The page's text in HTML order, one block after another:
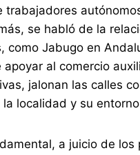
trabajadores
se habló de la
como Jabugo en
apoyar al comercio
jalonan las calles
localidad y su
a juicio de